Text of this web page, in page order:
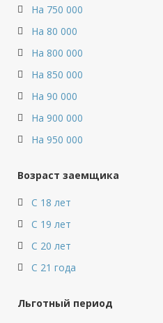
На 750 000
На 80 000
На 800 000
На 850 000
На 90 000
На 900 000
На 950 000
Возраст заемщика
С 18 лет
С 19 лет
С 20 лет
С 21 года
Льготный период